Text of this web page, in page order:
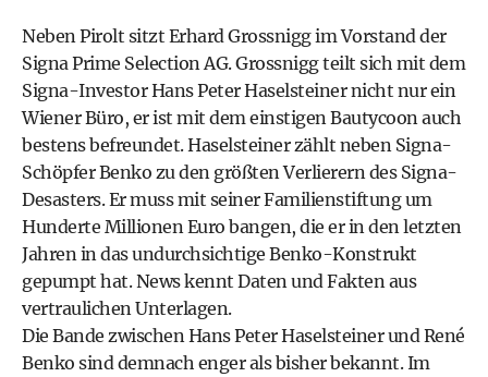
Neben Pirolt sitzt Erhard Grossnigg im Vorstand der
Signa Prime Selection AG. Grossnigg teilt sich mit dem
Signa-Investor Hans Peter Haselsteiner nicht nur ein
Wiener Büro, er ist mit dem einstigen Bautycoon auch
bestens befreundet. Haselsteiner zählt neben Signa-
Schöpfer Benko zu den größten Verlierern des Signa-
Desasters. Er muss mit seiner Familienstiftung um
Hunderte Millionen Euro bangen, die er in den letzten
Jahren in das undurchsichtige Benko-Konstrukt
gepumpt hat. News kennt Daten und Fakten aus
vertraulichen Unterlagen.
Die Bande zwischen Hans Peter Haselsteiner und René
Benko sind demnach enger als bisher bekannt. Im